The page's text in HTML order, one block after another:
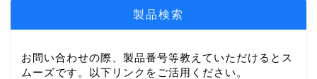
製品検索
お問い合わせの際、製品番号等教えていただけるとス
ムーズです。以下リンクをご活用ください。